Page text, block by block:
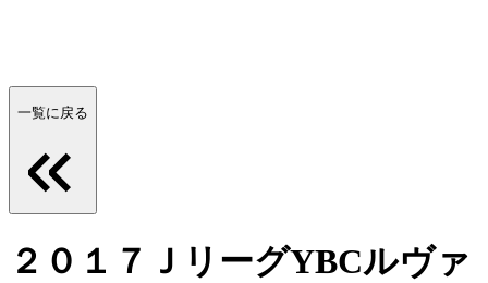
一覧に戻る
２０１７ＪリーグYBCルヴァ